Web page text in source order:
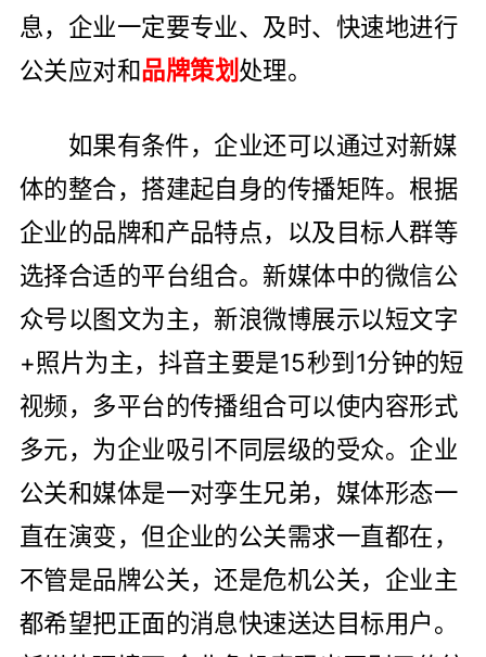
息，企业一定要专业、及时、快速地进行
公关应对和品牌策划 处理。
如果有条件，企业还可以通过对新媒
体的整合，搭建起自身的传播矩阵。根据
企业的品牌和产品特点，以及目标人群等
选择合适的平台组合。新媒体中的微信公
众号以图文为主，新浪微博展示以短文字
+照片为主，抖音主要是15秒到1分钟的短
视频，多平台的传播组合可以使内容形式
多元，为企业吸引不同层级的受众。企业
公关和媒体是一对孪生兄弟，媒体形态一
直在演变，但企业的公关需求一直都在，
不管是品牌公关，还是危机公关，企业主
都希望把正面的消息快速送达目标用户。